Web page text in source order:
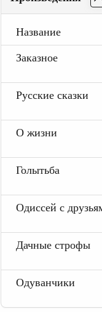
Название
Заказное
Русские сказки
О жизни
Голытьба
Одиссей с
Дачные строфы
Одуванчики